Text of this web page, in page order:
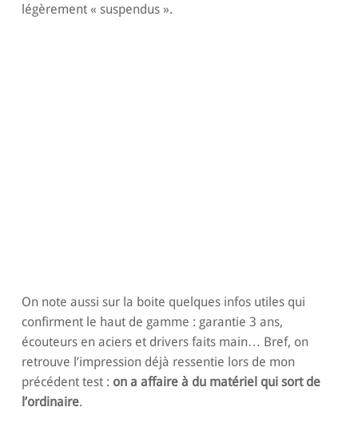
légèrement « suspendus ».
On note aussi sur la boite quelques infos utiles qui
confirment le haut de gamme : garantie 3 ans,
écouteurs en aciers et drivers faits main… Bref, on
retrouve l’impression déjà ressentie lors de mon
précédent test : on a affaire à du matériel qui sort de
l’ordinaire.